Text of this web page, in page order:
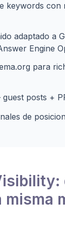
keywords con
adaptado a
Engine
para
posts +
de
misma